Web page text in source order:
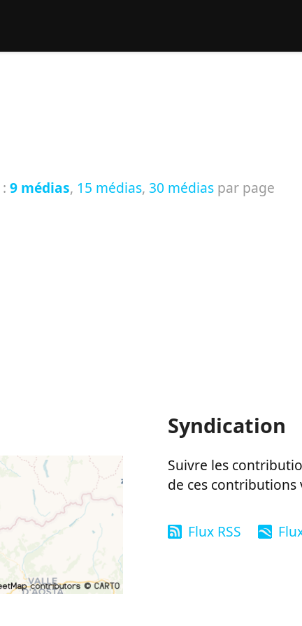
: 9 médias, 15 médias, 30 médias par page
Syndication
Suivre les
de ces
Flux RSS